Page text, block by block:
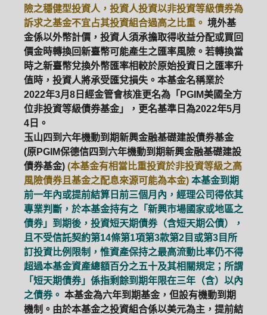
險之穩健型投資人，投資人投資以非投資等級債券為
訴求之基金不宜占其投資組合過高之比重。 境外基
金係以外幣計價，投資人須承擔取得收益分配或買回
價金時轉換回新臺幣可能產生之匯率風險。若轉換當
時之新臺幣兌換外幣匯率相較於原始投資日之匯率升
值時，投資人將承受匯兌損失。本基金名稱業於
2022年3月8日經金管會核准更名為「PGIM美國全方
位非投資等級債券基金」，更名基準日為2022年5月
4日。
玉山四到六年機動到期新興金融基礎建設債券基金
(原PGIM保德信四到六年機動到期新興金融基礎建設
債券基金) (本基金有相當比重投資於非投資等級之高
風險債券且基金之配息來源可能為本金) 本基金到期
前一年內或提前結算日前三個月內，經理公司得依其
專業判斷，於本基金持有之「新興市場國家或地區之
債券」到期後，投資短天期債券（含短天期公債），
且不受信託契約第14條第1項第3款第2目或第3目所
訂投資比例限制，惟資產保持之最高流動比率仍不得
超過本基金資產總額百分之五十及其相關規定；所謂
「短天期債券」係指剩餘到期年限在三年（含）以內
之債券。 本基金為六年到期基金，但設有機動到期
機制。由於本基金之投資組合係以美元為主，提前結